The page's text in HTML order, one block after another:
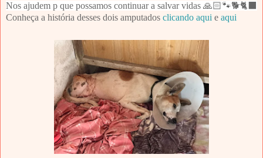
Nos ajudem p que possamos continuar a salvar vidas 🙏🏻🐾🐕🐈‍⬛
Conheça a história desses dois amputados clicando aqui e aqui